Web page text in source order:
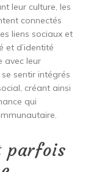
leur culture, les
connectés
liens sociaux et
et d’identité
avec leur
sentir intégrés
créant ainsi
qui
parfois